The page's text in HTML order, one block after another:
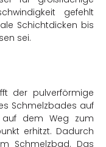
gefehlt
Schichtdicken bis
sei.
der pulverförmige
Schmelzbades auf
auf dem Weg zum
erhitzt. Dadurch
Schmelzbad. Das